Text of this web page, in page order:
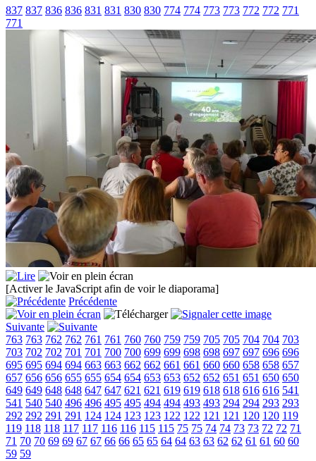
837 837 836 836 831 831 830 830 774 774 773 773 772 772 771
771
[Activer le JavaScript afin de voir le diaporama]
Précédente
Suivante
763 763 762 762 761 761 760 760 759 759 705 705 704 704 703
703 702 702 701 701 700 700 699 699 698 698 697 697 696 696
695 695 694 694 663 663 662 662 661 661 660 660 658 658 657
657 656 656 655 655 654 654 653 653 652 652 651 651 650 650
649 649 648 648 647 647 621 621 619 619 618 618 616 616 541
541 540 540 496 496 495 495 494 494 493 493 294 294 293 293
292 292 291 291 124 124 123 123 122 122 121 121 120 120 119
119 118 118 117 117 116 116 115 115 75 75 74 74 73 73 72 72 71
71 70 70 69 69 67 67 66 66 65 65 64 64 63 63 62 62 61 61 60 60
59 59